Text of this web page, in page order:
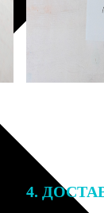
4.